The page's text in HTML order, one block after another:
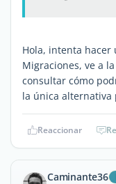
Hola, intenta hacer
Migraciones, ve a
consultar cómo
la única alternativa
Reaccionar
Caminante36